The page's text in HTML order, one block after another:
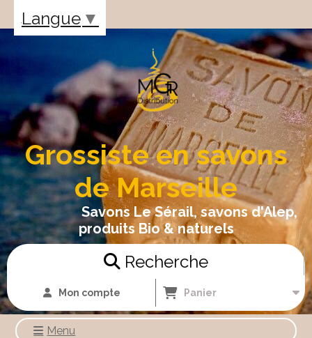
Grossiste en savons
de Marseille
Savons Le Sérail, savons d'Alep,
produits Bio & naturels
Recherche
Mon compte Panier
Menu
Langue ▼